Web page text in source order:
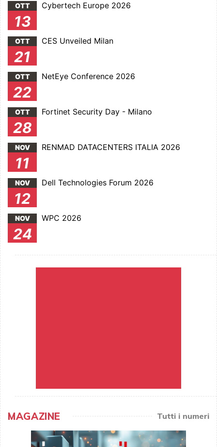
OTT
13
Cybertech Europe 2026
OTT
21
CES Unveiled Milan
OTT
22
NetEye Conference 2026
OTT
28
Fortinet Security Day - Milano
NOV
11
RENMAD DATACENTERS ITALIA 2026
NOV
12
Dell Technologies Forum 2026
NOV
24
WPC 2026
MAGAZINE Tutti i numeri